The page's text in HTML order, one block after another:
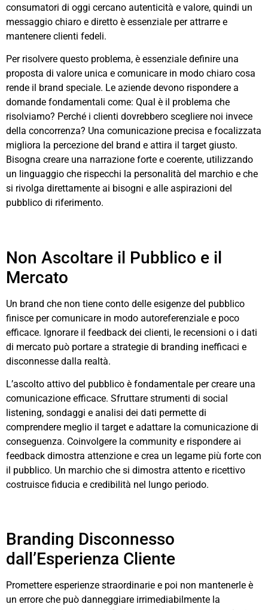
consumatori di oggi cercano autenticità e valore, quindi un
messaggio chiaro e diretto è essenziale per attrarre e
mantenere clienti fedeli.
Per risolvere questo problema, è essenziale definire una
proposta di valore unica e comunicare in modo chiaro cosa
rende il brand speciale. Le aziende devono rispondere a
domande fondamentali come: Qual è il problema che
risolviamo? Perché i clienti dovrebbero scegliere noi invece
della concorrenza? Una comunicazione precisa e focalizzata
migliora la percezione del brand e attira il target giusto.
Bisogna creare una narrazione forte e coerente, utilizzando
un linguaggio che rispecchi la personalità del marchio e che
si rivolga direttamente ai bisogni e alle aspirazioni del
pubblico di riferimento.
Non Ascoltare il Pubblico e il
Mercato
Un brand che non tiene conto delle esigenze del pubblico
finisce per comunicare in modo autoreferenziale e poco
efficace. Ignorare il feedback dei clienti, le recensioni o i dati
di mercato può portare a strategie di branding inefficaci e
disconnesse dalla realtà.
L’ascolto attivo del pubblico è fondamentale per creare una
comunicazione efficace. Sfruttare strumenti di social
listening, sondaggi e analisi dei dati permette di
comprendere meglio il target e adattare la comunicazione di
conseguenza. Coinvolgere la community e rispondere ai
feedback dimostra attenzione e crea un legame più forte con
il pubblico. Un marchio che si dimostra attento e ricettivo
costruisce fiducia e credibilità nel lungo periodo.
Branding Disconnesso
dall’Esperienza Cliente
Promettere esperienze straordinarie e poi non mantenerle è
un errore che può danneggiare irrimediabilmente la